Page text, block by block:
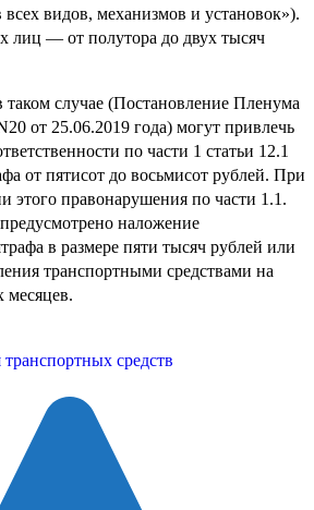
всех видов, механизмов и установок»).
лиц — от полутора до двух тысяч
таком случае (Постановление Пленума
от 25.06.2019 года) могут привлечь
по части 1 статьи 12.1
от пятисот до восьмисот рублей. При
этого правонарушения по части 1.1.
наложение
в размере пяти тысяч рублей или
транспортными средствами на
месяцев.
транспортных средств